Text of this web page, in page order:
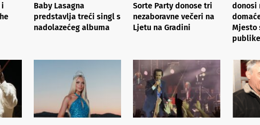
i
Baby Lasagna
predstavlja treći singl s
nadolazećeg albuma
Sorte Party donose tri
nezaboravne večeri na
Ljetu na Gradini
donosi
Mjesto
publike